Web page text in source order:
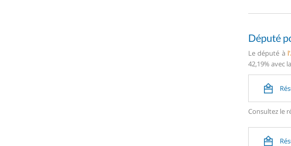
Député
Le député à
42,19% avec
Consultez le